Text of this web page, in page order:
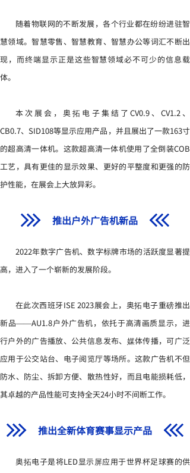
随着物联网的不断发展，各个行业都在纷纷进驻智
慧领域。智慧零售、智慧教育、智慧办公等词汇不断出
现，而终端显示正是这些智慧领域必不可少的信息载
体。
本次展会，奥拓电子集结了CV0.9、CV1.2、
CB0.7、SID108等显示应用产品，并且展出了一款163寸
的超高清一体机。这款超高清一体机使用了全倒装COB
工艺，具有更佳的显示效果、更好的平整度和更强的防
护性能，在展会上大放异彩。
推出户外广告机新品
2022年数字广告机、数字标牌市场的活跃度显著提
高，进入了一个崭新的发展阶段。
在此次西班牙ISE 2023展会上，奥拓电子重磅推出
新品——AU1.8户外广告机，依托于高清画质显示，进
行户外的广告播放、公共信息发布、媒体传播，可广泛
应用于公交站台、电子阅览厅等场所。这款广告机不但
防水、防尘、拆卸方便、散热性好，而且电能损耗低，
其卓越的产品性能可支持全天24小时不间断工作。
推出全新体育赛事显示产品
奥拓电子是将LED显示屏应用于世界杯足球赛的供